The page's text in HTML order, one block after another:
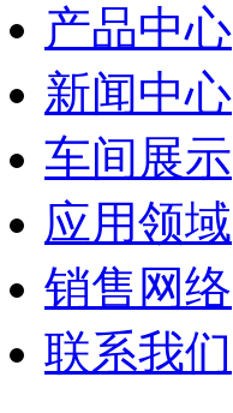
产品中心
新闻中心
车间展示
应用领域
销售网络
联系我们